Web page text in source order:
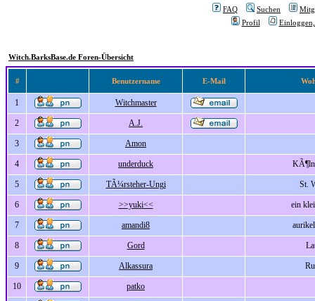
FAQ Suchen
Profil
Witch.BarksBase.de Foren-Übersicht
# Benutzername E-Mail
1 Witchmaster
2 A.J.
3 Amon
4 underduck
5 TÃ¼rsteher-Ungi St.
6 >>yuki<< ein
7 amandi8
8 Gord
9 Alkassura
10 patko